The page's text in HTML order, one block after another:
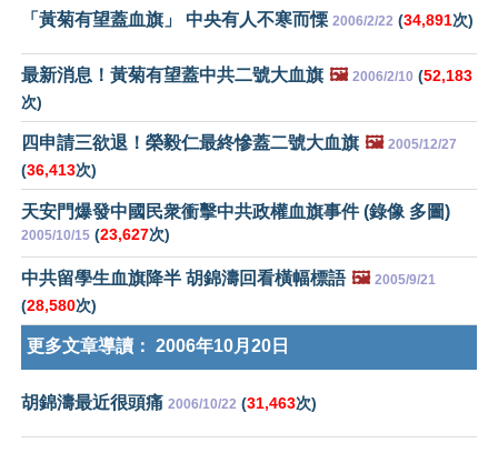
「黃菊有望蓋血旗」 中央有人不寒而慄 2006/2/22 (34,891次)
最新消息！黃菊有望蓋中共二號大血旗 🖼️ 2006/2/10 (52,183
次)
四申請三欲退！榮毅仁最終慘蓋二號大血旗 🖼️ 2005/12/27
(36,413次)
天安門爆發中國民衆衝擊中共政權血旗事件 (錄像 多圖)
2005/10/15 (23,627次)
中共留學生血旗降半 胡錦濤回看橫幅標語 🖼️ 2005/9/21
(28,580次)
更多文章導讀： 2006年10月20日
胡錦濤最近很頭痛 2006/10/22 (31,463次)